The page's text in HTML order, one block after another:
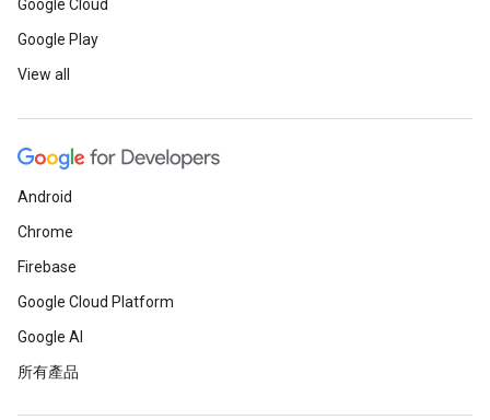
Google Cloud
Google Play
View all
Android
Chrome
Firebase
Google Cloud Platform
Google AI
所有產品